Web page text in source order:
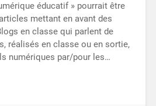
éducatif » pourrait être
mettant en avant des
en classe qui parlent de
réalisés en classe ou en sortie,
numériques par/pour les…